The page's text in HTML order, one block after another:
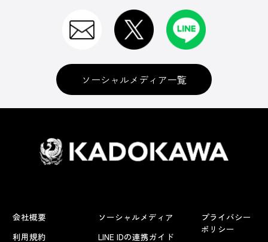
ソーシャルメディア一覧
会社概要
利用規約
ソーシャルメディア
LINE IDの連携ガイド
プライバシー
ポリシー